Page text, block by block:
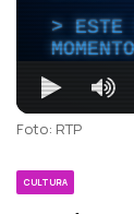
ESTE
Foto: RTP
CULTURA